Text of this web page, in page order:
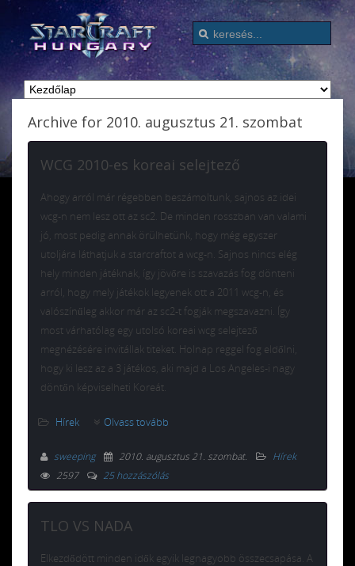
Archive for 2010. augusztus 21. szombat
WCG 2010-es koreai selejtező
Ahogy arról már régebben beszámoltunk, sajnos az idei
wcg-n nem lesz ott az sc2. De minden rosszban van valami
jó, most pedig annak örülhetünk, hogy még egyszer
utoljára láthatjuk a starcraftot a wcg-n. Sajnos nincs elég
hely minden játéknak, így jövőre is szavazás fog dönteni
arról, hogy mely játékok legyenek ott a 2011 wcg-n, és
valószínűleg akkor már az sc2-t fogják megszavazni. Így
most várhatólag egy utolsó koreai wcg selejtező
megnézésére invitállak titeket. Holnap reggel fog eldőlni,
hogy ki lesz az a 3 játékos, aki majd a Los Angeles-i nagy
döntőn képviselheti Koreát.
Hírek Olvass tovább
sweeping 2010. augusztus 21. szombat.
Hírek
2597
25 hozzászólás
TLO VS NADA
Elkezdődött minden idők egyik legnagyobb összecsapása. A